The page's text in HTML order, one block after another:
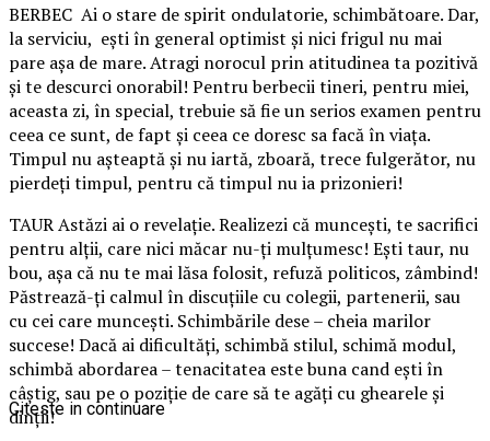
BERBEC Ai o stare de spirit ondulatorie, schimbătoare. Dar,
la serviciu, eşti în general optimist şi nici frigul nu mai
pare aşa de mare. Atragi norocul prin atitudinea ta pozitivă
şi te descurci onorabil! Pentru berbecii tineri, pentru miei,
aceasta zi, în special, trebuie să fie un serios examen pentru
ceea ce sunt, de fapt şi ceea ce doresc sa facă în viaţa.
Timpul nu aşteaptă şi nu iartă, zboară, trece fulgerător, nu
pierdeţi timpul, pentru că timpul nu ia prizonieri!
TAUR Astăzi ai o revelaţie. Realizezi că munceşti, te sacrifici
pentru alţii, care nici măcar nu-ţi mulţumesc! Eşti taur, nu
bou, aşa că nu te mai lăsa folosit, refuză politicos, zâmbind!
Păstrează-ţi calmul în discuţiile cu colegii, partenerii, sau
cu cei care munceşti. Schimbările dese – cheia marilor
succese! Dacă ai dificultăţi, schimbă stilul, schimă modul,
schimbă abordarea – tenacitatea este buna cand eşti în
câştig, sau pe o poziţie de care să te agăţi cu ghearele şi
dinţii!
Citeste in continuare